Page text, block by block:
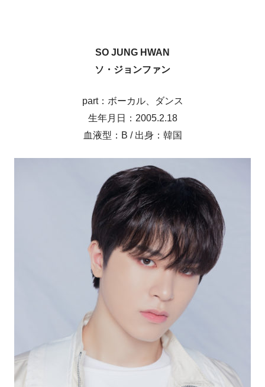
SO JUNG HWAN
ソ・ジョンファン
part：ボーカル、ダンス
生年月日：2005.2.18
血液型：B / 出身：韓国